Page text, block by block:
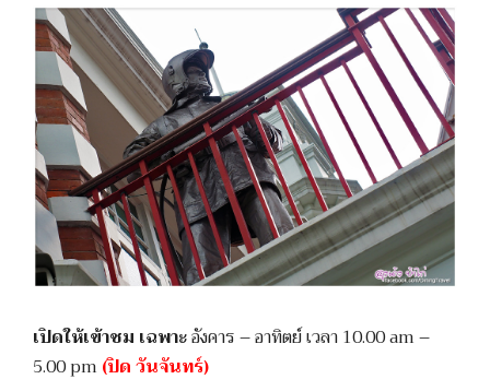
เปิดให้เข้าชม เฉพาะอังคาร – อาทิตย์ เวลา 10.00 am –
5.00 pm (ปิด วันจันทร์)